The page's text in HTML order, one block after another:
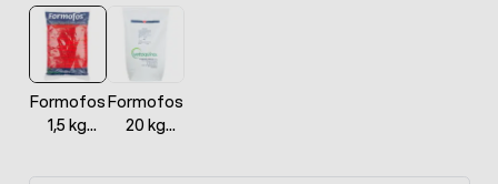
Formofos
1,5 kg
Formofos
20 kg